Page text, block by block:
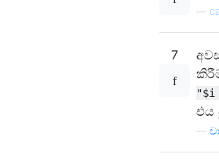
7
"$i
එය